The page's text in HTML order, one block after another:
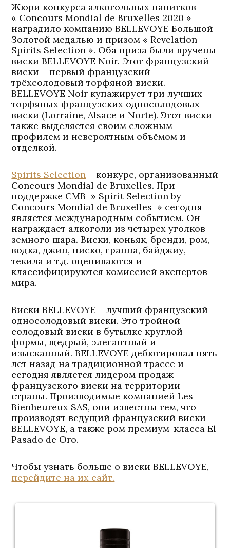
Жюри конкурса алкогольных напитков
« Concours Mondial de Bruxelles 2020 »
наградило компанию BELLEVOYE Большой
Золотой медалью и призом « Revelation
Spirits Selection ». Оба приза были вручены
виски BELLEVOYE Noir. Этот французский
виски – первый французский
трёхсолодовый торфяной виски.
BELLEVOYE Noir купажирует три лучших
торфяных французских односолодовых
виски (Lorraine, Alsace и Norte). Этот виски
также выделяется своим сложным
профилем и невероятным объёмом и
отделкой.
Spirits Selection – конкурс, организованный
Concours Mondial de Bruxelles. При
поддержке CMB » Spirit Selection by
Concours Mondial de Bruxelles » сегодня
является международным событием. Он
награждает алкоголи из четырех уголков
земного шара. Виски, коньяк, бренди, ром,
водка, джин, писко, граппа, байджиу,
текила и т.д. оцениваются и
классифицируются комиссией экспертов
мира.
Виски BELLEVOYE – лучший французский
односолодовый виски. Это тройной
солодовый виски в бутылке круглой
формы, щедрый, элегантный и
изысканный. BELLEVOYE дебютировал пять
лет назад на традиционной трассе и
сегодня является лидером продаж
французского виски на территории
страны. Производимые компанией Les
Bienheureux SAS, они известны тем, что
производят ведущий французский виски
BELLEVOYE, а также ром премиум-класса El
Pasado de Oro.
Чтобы узнать больше о виски BELLEVOYE,
перейдите на их сайт.